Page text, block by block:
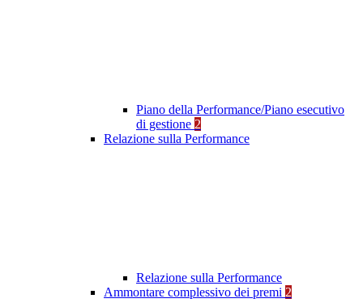
Piano della Performance/Piano esecutivo
di gestione 2
Relazione sulla Performance
Relazione sulla Performance
Ammontare complessivo dei premi 2